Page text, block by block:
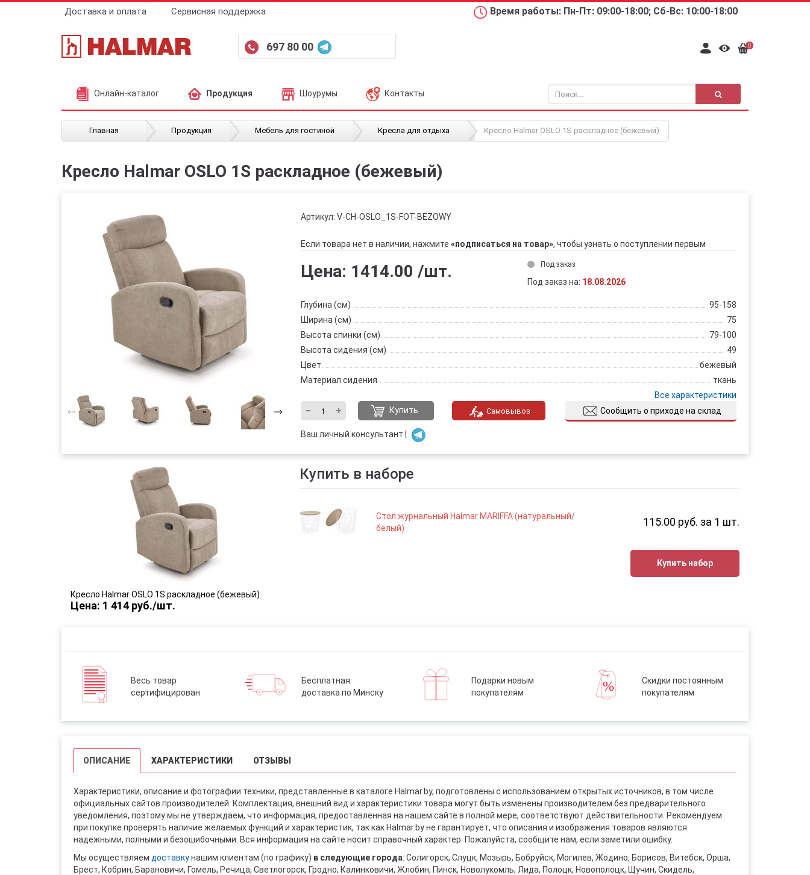
Доставка и оплата Сервисная поддержка Время работы: Пн-Пт: 09:00-18:00; Сб-Вс: 10:00-18:00
697 80 00 0
Онлайн-каталог Продукция Шоурумы Контакты
Главная / Продукция / Мебель для гостиной / Кресла для отдыха / Кресло Halmar OSLO 1S раскладное (бежевый)
Кресло Halmar OSLO 1S раскладное (бежевый)
Артикул: V-CH-OSLO_1S-FOT-BEZOWY
Если товара нет в наличии, нажмите «подписаться на товар», чтобы узнать о поступлении первым
Цена: 1414.00 /шт. Под заказ
Под заказ на: 18.08.2026
Глубина (см)
95-158
Ширина (см)
75
Высота спинки (см)
79-100
Высота сидения (см)
49
Цвет
бежевый
Материал сидения
ткань
Все характеристики
Купить
Самовывоз Сообщить о приходе на склад
Ваш личный консультант |
Кресло Halmar OSLO 1S раскладное (бежевый)
Цена: 1 414 руб./шт.
Купить в наборе
Стол журнальный Halmar MARIFFA (натуральный/
белый)
115.00 руб. за 1 шт.
Купить набор
Весь товар
сертифицирован
Бесплатная
доставка по Минску
Подарки новым
покупателям
Скидки постоянным
покупателям
ОПИСАНИЕ ХАРАКТЕРИСТИКИ ОТЗЫВЫ
Характеристики, описание и фотографии техники, представленные в каталоге Halmar.by, подготовлены с использованием открытых источников, в том числе
официальных сайтов производителей. Комплектация, внешний вид и характеристики товара могут быть изменены производителем без предварительного
уведомления, поэтому мы не утверждаем, что информация, предоставленная на нашем сайте в полной мере, соответствуют действительности. Рекомендуем
при покупке проверять наличие желаемых функций и характеристик, так как Halmar.by не гарантирует, что описания и изображения товаров являются
надежными, полными и безошибочными. Вся информация на сайте носит справочный характер. Пожалуйста, сообщите нам, если заметили ошибку.
Мы осуществляем доставкунашим клиентам (по графику) в следующие города: Солигорск, Слуцк, Мозырь, Бобруйск, Могилев, Жодино, Борисов, Витебск, Орша,
Брест, Кобрин, Барановичи, Гомель, Речица, Светлогорск, Гродно, Калинковичи, Жлобин, Пинск, Новолукомль, Лида, Полоцк, Новополоцк, Щучин, Скидель,